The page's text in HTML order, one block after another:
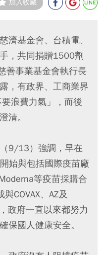
加入收藏
濟基金會、台積電、
，共同捐贈1500劑
善事業基金會執行長
，有政界、工商業界
浪費力氣」，而後
清。
9/13）強調，早在
始與包括國際疫苗廠
等疫苗採購合
COVAX、AZ及
政府一直以來都努力
保國人健康安全。